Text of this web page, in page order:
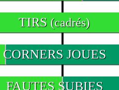
TIRS (cadrés)
CORNERS JOUES
FAUTES SUBIES